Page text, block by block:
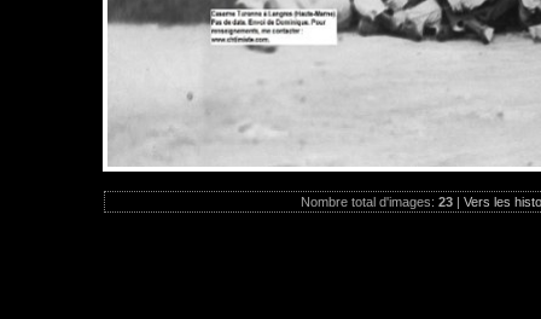
Nombre total d'images: 23 | Vers les